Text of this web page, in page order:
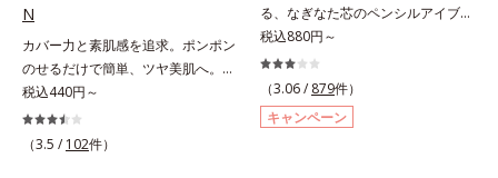
N
カバー力と素肌感を追求。ポンポン
のせるだけで簡単、ツヤ美肌へ。カ
バー力と素肌感を両立する、簡単ツ
ヤ美肌クッションファンデーション
です。多方向へ光を拡散し、高いソ
税込440円～
（3.5 / 102件）
る、なぎなた芯のペンシルアイブロ
ー。角度を変えるだけで自由自在に
描けるペンシルアイブローです。な
ぎなた芯だから、接地面を変えるだ
けで太い線から細い線まで、テクニ
ックいらずで簡単に。スムースライ
税込880円～
（3.06 / 879件）
キャンペーン